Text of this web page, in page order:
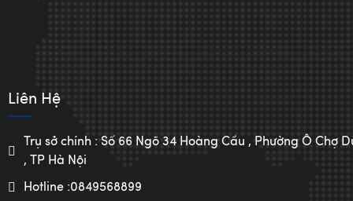
Liên Hệ
Trụ sở chính : Số 66 Ngõ 34 Hoàng Cầu , Phường Ô Chợ
, TP Hà Nội
Hotline :0849568899